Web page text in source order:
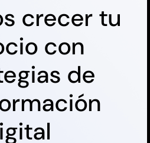
crecer tu
con
de